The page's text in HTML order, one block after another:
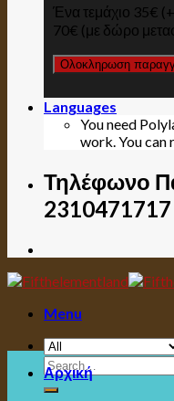
Ένα τεμάχιο 35€
70€ (με δώρο
Languages
You need
work. You can
Τηλέφωνο
2310471717
Menu
Search
for:
Αρχική